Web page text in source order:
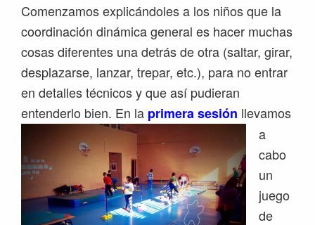
Comenzamos explicándoles a los niños que la
coordinación dinámica general es hacer muchas
cosas diferentes una detrás de otra (saltar, girar,
desplazarse, lanzar, trepar, etc.), para no entrar
en detalles técnicos y que así pudieran
entenderlo bien. En la primera sesión llevamos
a
cabo
un
juego
de